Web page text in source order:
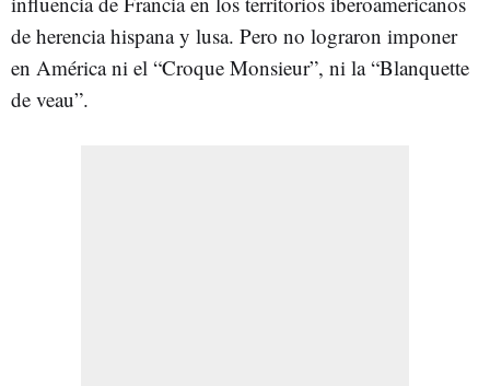
de herencia hispana y lusa. Pero no lograron imponer
en América ni el “Croque Monsieur”, ni la “Blanquette
de veau”.